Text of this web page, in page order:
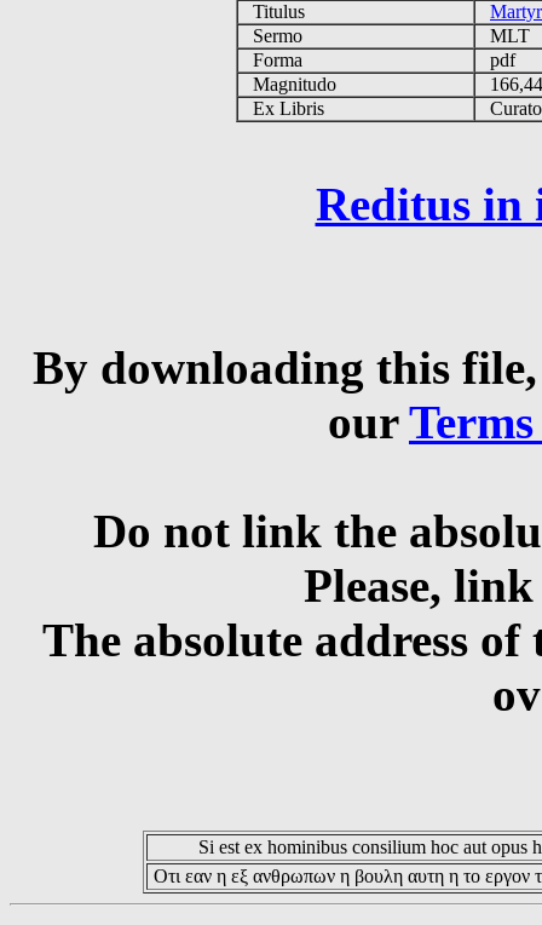
Titulus
Sermo
MLT
Forma
pdf
Magnitudo
Ex Libris
Reditus in
By downloading this
our
Do not link the
Please,
The absolute address
Si est ex hominibus consilium hoc aut opus
Οτι εαν η εξ ανθρωπων η βουλη αυτη η το εργον